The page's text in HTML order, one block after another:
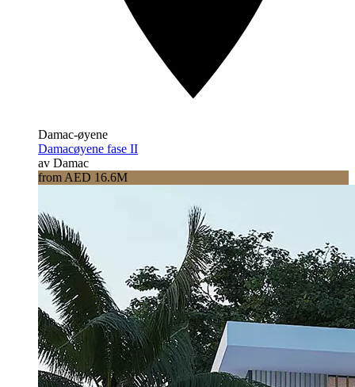
Damac-øyene
Damacøyene fase II
av Damac
from AED 16.6M